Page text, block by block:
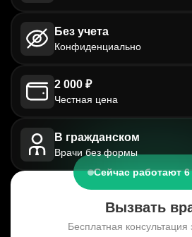
Без учета
Конфиденциально
2 000 ₽
Честная цена
В гражданском
Врачи без формы
Сейчас работают
Вызвать
Бесплатная консультация